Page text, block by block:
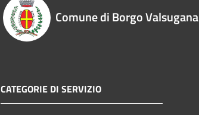
Comune di Borgo Valsugana
CATEGORIE DI SERVIZIO